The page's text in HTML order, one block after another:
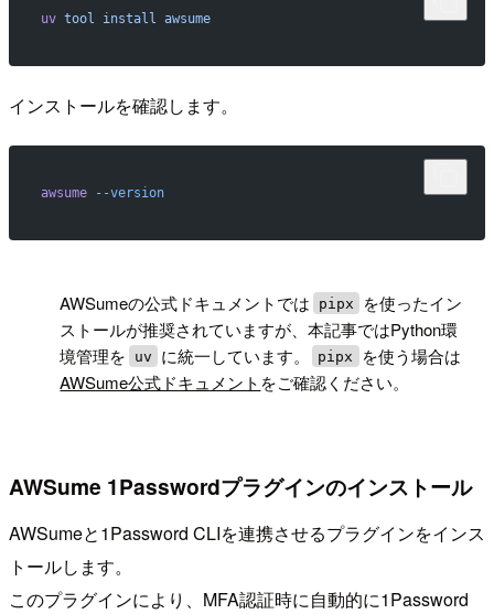
uv tool install awsume
インストールを確認します。
awsume --version
AWSumeの公式ドキュメントでは pipx
を使ったイン
ストールが推奨されていますが、本記事ではPython環
境管理を
uv に統一しています。 pipx
を使う場合は
AWSume公式ドキュメント をご確認ください。
AWSume 1Passwordプラグインのインストール
AWSumeと1Password CLIを連携させるプラグインをインス
トールします。
このプラグインにより、MFA認証時に自動的に1Password